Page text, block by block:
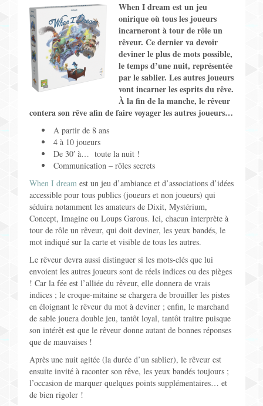
Jeux de Plateau
Jeux de Cartes
Jeux pour Enfants
Jeux de Rôle
Contact
When I dream est un jeu
onirique où tous les joueurs
incarneront à tour de rôle un
rêveur. Ce dernier va devoir
deviner le plus de mots possible,
le temps d’une nuit, représentée
par le sablier. Les autres joueurs
vont incarner les esprits du rêve.
À la fin de la manche, le rêveur
contera son rêve afin de faire voyager les autres joueurs…
A partir de 8 ans
4 à 10 joueurs
De 30′ à… toute la nuit !
Communication – rôles secrets
When I dream est un jeu d’ambiance et d’associations d’idées
accessible pour tous publics (joueurs et non joueurs) qui
séduira notamment les amateurs de Dixit, Mystérium,
Concept, Imagine ou Loups Garous. Ici, chacun interprète à
tour de rôle un rêveur, qui doit deviner, les yeux bandés, le
mot indiqué sur la carte et visible de tous les autres.
Le rêveur devra aussi distinguer si les mots-clés que lui
envoient les autres joueurs sont de réels indices ou des pièges
! Car la fée est l’alliée du rêveur, elle donnera de vrais
indices ; le croque-mitaine se chargera de brouiller les pistes
en éloignant le rêveur du mot à deviner ; enfin, le marchand
de sable jouera double jeu, tantôt loyal, tantôt traitre puisque
son intérêt est que le rêveur donne autant de bonnes réponses
que de mauvaises !
Après une nuit agitée (la durée d’un sablier), le rêveur est
ensuite invité à raconter son rêve, les yeux bandés toujours ;
l’occasion de marquer quelques points supplémentaires… et
de bien rigoler !